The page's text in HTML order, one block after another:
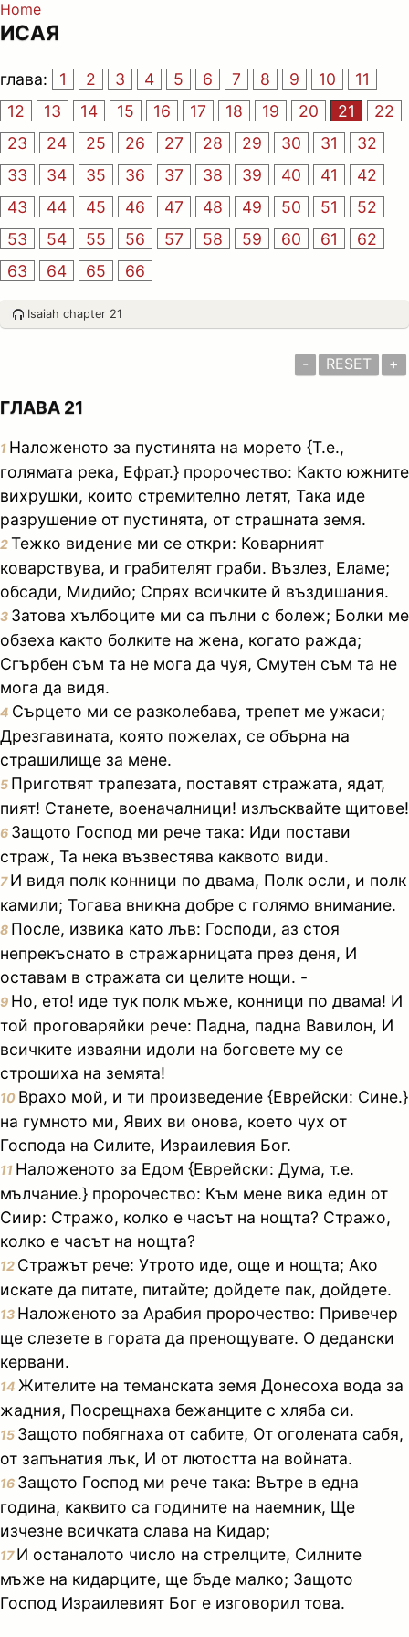
Home
ИСАЯ
глава: 1 2 3 4 5 6 7 8 9 10
11
12
13 14 15 16 17 18 19 20 21
22
23
24 25 26 27 28 29 30 31
32
33
34 35 36 37 38 39 40 41
42
43
44 45 46 47 48 49 50 51
52
53
54 55 56 57 58 59 60 61
62
63
64 65 66
Isaiah chapter 21
- RESET +
ГЛАВА 21
1 Наложеното за пустинята на морето {Т.е.,
голямата река, Ефрат.} пророчество: Както южните
вихрушки, които стремително летят, Така иде
разрушение от пустинята, от страшната земя.
2Тежко видение ми се откри: Коварният
коварствува, и грабителят граби. Възлез, Еламе;
обсади, Мидийо; Спрях всичките й въздишания.
3 Затова хълбоците ми са пълни с болеж; Болки ме
обзеха както болките на жена, когато ражда;
Сгърбен съм та не мога да чуя, Смутен съм та не
мога да видя.
4 Сърцето ми се разколебава, трепет ме ужаси;
Дрезгавината, която пожелах, се обърна на
страшилище за мене.
5 Приготвят трапезата, поставят стражата, ядат,
пият! Станете, военачалници! излъсквайте щитове!
6 Защото Господ ми рече така: Иди постави
страж, Та нека възвестява каквото види.
7И видя полк конници по двама, Полк осли, и полк
камили; Тогава вникна добре с голямо внимание.
8 После, извика като лъв: Господи, аз стоя
непрекъснато в стражарницата през деня, И
оставам в стражата си целите нощи. -
9 Но, ето! иде тук полк мъже, конници по двама! И
той проговаряйки рече: Падна, падна Вавилон, И
всичките изваяни идоли на боговете му се
строшиха на земята!
10 Врахо мой, и ти произведение {Еврейски: Сине.}
на гумното ми, Явих ви онова, което чух от
Господа на Силите, Израилевия Бог.
11 Наложеното за Едом {Еврейски: Дума, т.е.
мълчание.} пророчество: Към мене вика един от
Сиир: Стражо, колко е часът на нощта? Стражо,
колко е часът на нощта?
12 Стражът рече: Утрото иде, още и нощта; Ако
искате да питате, питайте; дойдете пак, дойдете.
13 Наложеното за Арабия пророчество: Привечер
ще слезете в гората да пренощувате. О дедански
кервани.
14 Жителите на теманската земя Донесоха вода за
жадния, Посрещнаха бежанците с хляба си.
15 Защото побягнаха от сабите, От оголената сабя,
от запънатия лък, И от лютостта на войната.
16 Защото Господ ми рече така: Вътре в една
година, каквито са годините на наемник, Ще
изчезне всичката слава на Кидар;
17И останалото число на стрелците, Силните
мъже на кидарците, ще бъде малко; Защото
Господ Израилевият Бог е изговорил това.